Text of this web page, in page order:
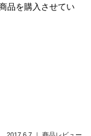
品を購入させてい